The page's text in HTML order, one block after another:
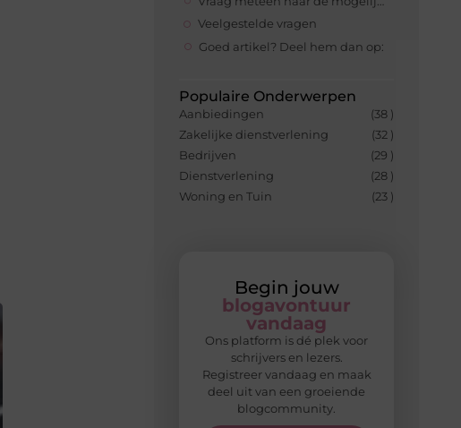
Veelgestelde vragen
Goed artikel? Deel hem dan op:
Populaire Onderwerpen
Aanbiedingen
(38 )
Zakelijke dienstverlening
(32 )
Bedrijven
(29 )
Dienstverlening
(28 )
Woning en Tuin
(23 )
Begin jouw
blogavontuur
vandaag
Ons platform is dé plek voor
schrijvers en lezers.
Registreer vandaag en maak
deel uit van een groeiende
blogcommunity.